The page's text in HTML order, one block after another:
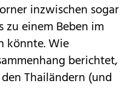
inzwischen sogar
einem Beben im
könnte. Wie
berichtet,
Thailändern (und